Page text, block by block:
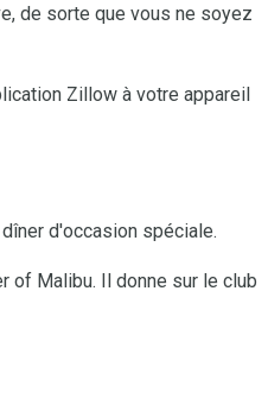
de sorte que vous ne soyez
Zillow à votre appareil
d'occasion spéciale.
of Malibu. Il donne sur le club